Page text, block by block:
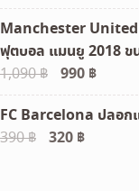
Manchester United
ฟุตบอล แมนยู 2018 ข
1,090฿
Original
price
was:
1,090 ฿.
990 ฿Current
price
is:
FC Barcelona ปลอก
390฿
Original
320 ฿Current